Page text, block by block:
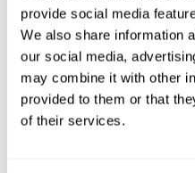
provide social media
We also share information
our social media,
may combine it with other
provided to them or that
of their services.
Les axones (3) : c'est une
cellulaire, c'est une espèce
boutons terminaux ou
les points de contact
transmet l'impulsion
longueur des axones peut
un autre : il y en a de très